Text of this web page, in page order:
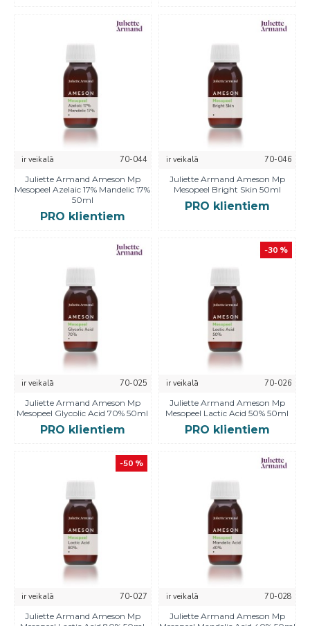
ir veikalā
70-044
Juliette Armand Ameson Mp
Mesopeel Azelaic 17% Mandelic 17%
50ml
PRO klientiem
ir veikalā
70-046
Juliette Armand Ameson Mp
Mesopeel Bright Skin 50ml
PRO klientiem
ir veikalā
70-025
Juliette Armand Ameson Mp
Mesopeel Glycolic Acid 70% 50ml
PRO klientiem
-30 %
ir veikalā
70-026
Juliette Armand Ameson Mp
Mesopeel Lactic Acid 50% 50ml
PRO klientiem
-50 %
ir veikalā
70-027
Juliette Armand Ameson Mp
ir veikalā
70-028
Juliette Armand Ameson Mp